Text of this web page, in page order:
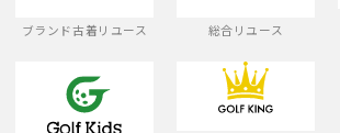
ブランド古着リユース 総合リユース